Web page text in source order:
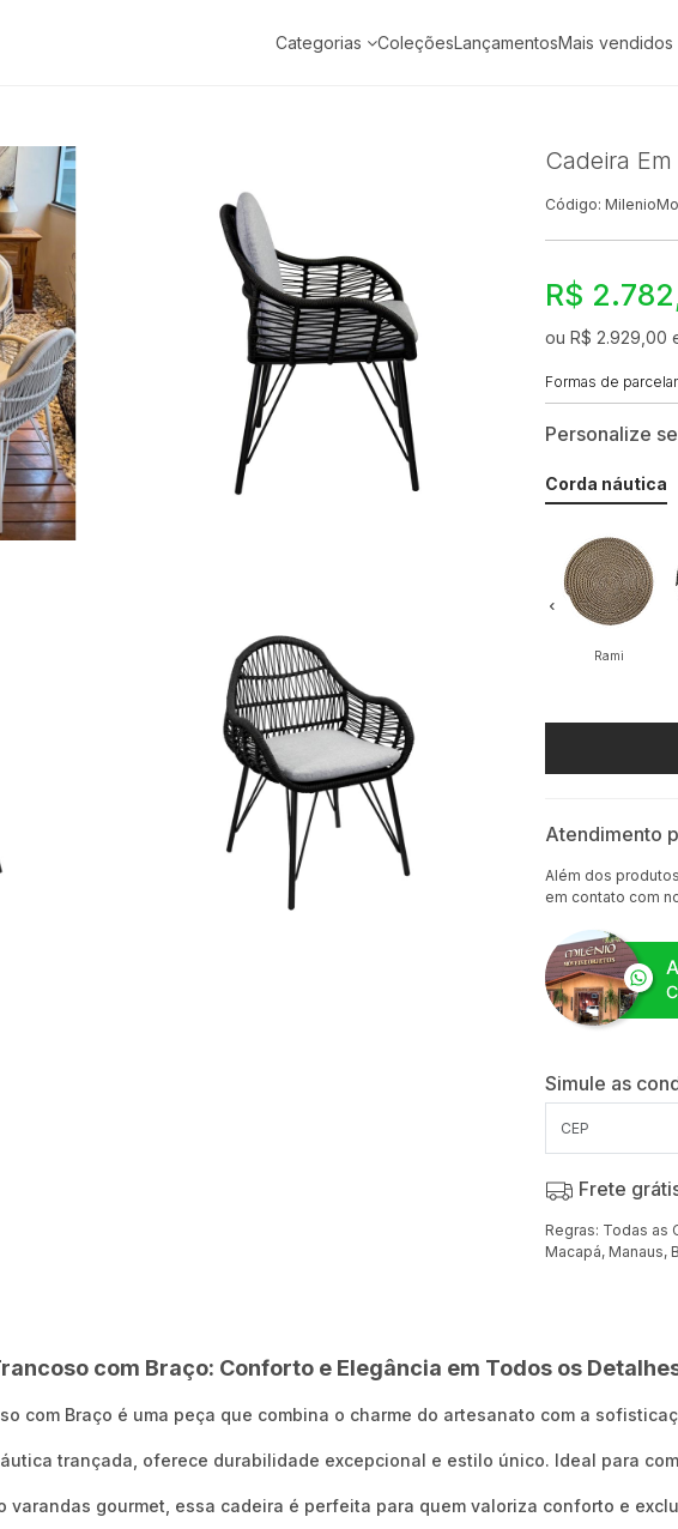
Categorias ColeçõesLançamentosMais vendidos
Cadeira
Código:
R$
ou R$ 2.929,00
Formas de
Personalize
Corda náutica
Rami
Atendimento
Além dos
em contato com
Simule as
Frete
Regras: Todas as
Macapá, Manaus,
com Braço: Conforto e Elegância em Todos os
com Braço é uma peça que combina o charme do artesanato com a
trançada, oferece durabilidade excepcional e estilo único. Ideal para
varandas gourmet, essa cadeira é perfeita para quem valoriza conforto e